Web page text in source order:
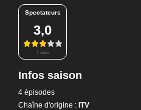
Spectateurs
3,0
1 note
Infos saison
4 épisodes
Chaîne d'origine : ITV